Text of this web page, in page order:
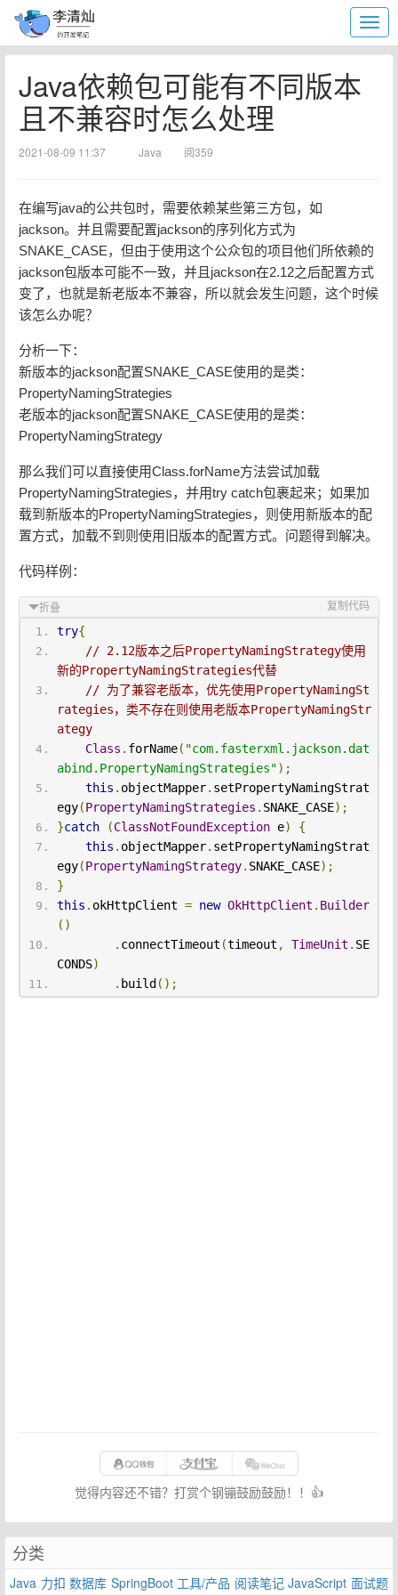
Java依赖包可能有不同版本
且不兼容时怎么处理
2021-08-09 11:37 Java 阅359
在编写java的公共包时，需要依赖某些第三方包，如
jackson。并且需要配置jackson的序列化方式为
SNAKE_CASE，但由于使用这个公众包的项目他们所依赖的
jackson包版本可能不一致，并且jackson在2.12之后配置方式
变了，也就是新老版本不兼容，所以就会发生问题，这个时候
该怎么办呢？
分析一下：
新版本的jackson配置SNAKE_CASE使用的是类：
PropertyNamingStrategies
老版本的jackson配置SNAKE_CASE使用的是类：
PropertyNamingStrategy
那么我们可以直接使用Class.forName方法尝试加载
PropertyNamingStrategies，并用try catch包裹起来；如果加
载到新版本的PropertyNamingStrategies，则使用新版本的配
置方式，加载不到则使用旧版本的配置方式。问题得到解决。
代码样例：
折叠 复制代码
try{
// 2.12版本之后PropertyNamingStrategy使用
新的PropertyNamingStrategies代替
// 为了兼容老版本，优先使用PropertyNamingSt
rategies，类不存在则使用老版本PropertyNamingStr
ategy
Class . forName( "com.fasterxml.jackson.dat
abind.PropertyNamingStrategies");
this . objectMapper. setPropertyNamingStrat
egy(PropertyNamingStrategies . SNAKE_CASE);
}catch (ClassNotFoundException e)
{
this . objectMapper. setPropertyNamingStrat
egy(PropertyNamingStrategy. SNAKE_CASE);
}
this . okHttpClient = new OkHttpClient . Builder
()
. connectTimeout (timeout , TimeUnit . SE
CONDS)
. build();
觉得内容还不错？打赏个钢镚鼓励鼓励！！👍
分类
Java 力扣 数据库 SpringBoot 工具/产品 阅读笔记 JavaScript 面试题